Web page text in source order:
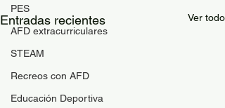
PES
AFD extracurriculares
STEAM
Recreos con AFD
Educación Deportiva
Entradas recientes Ver todo